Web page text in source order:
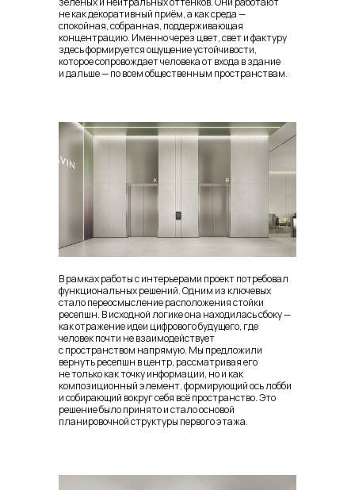
не как декоративный приём, а как среда —
спокойная, собранная, поддерживающая
концентрацию. Именно через цвет, свет и фактуру
здесь формируется ощущение устойчивости,
которое сопровождает человека от входа в здание
и дальше — по всем общественным пространствам.
В рамках работы с интерьерами проект потребовал
функциональных решений. Одним из ключевых
стало переосмысление расположения стойки
ресепшн. В исходной логике она находилась сбоку —
как отражение идеи цифрового будущего, где
человек почти не взаимодействует
с пространством напрямую. Мы предложили
вернуть ресепшн в центр, рассматривая его
не только как точку информации, но и как
композиционный элемент, формирующий ось лобби
и собирающий вокруг себя всё пространство. Это
решение было принято и стало основой
планировочной структуры первого этажа.